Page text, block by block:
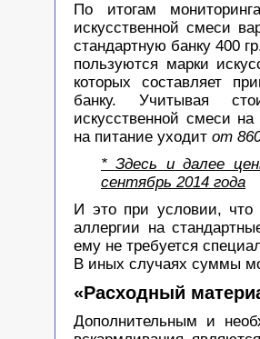
По итогам
искусственной смеси
стандартную банку 400
пользуются марки
которых составляет
банку. Учитывая
искусственной смеси на
на питание уходит от
* Здесь и далее
сентябрь 2014 года
И это при условии, что
аллергии на
ему не требуется
В иных случаях суммы
«Расходный
Дополнительным и